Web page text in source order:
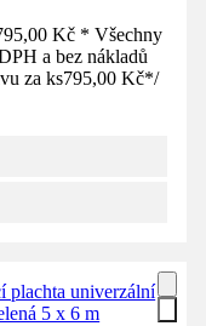
Kč * Všechny
a bez nákladů
za ks795,00 Kč*/
plachta univerzální
5 x 6 m